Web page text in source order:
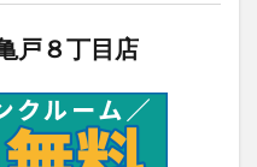
戸８丁目店